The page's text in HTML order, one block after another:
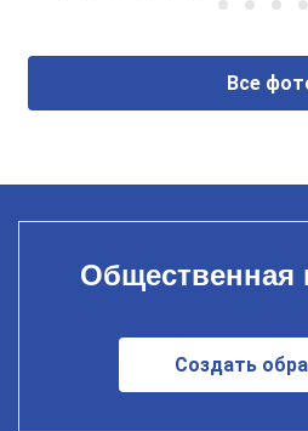
Все
Общественная
Создать